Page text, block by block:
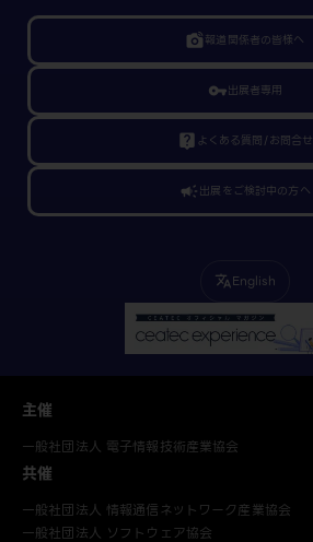
linked_camera報道関係者の皆様へ
vpn_key出展者専用
live_help よくある質問/お問合せ
campaign出展をご検討中の方へ
translateEnglish
主催
一般社団法人 電子情報技術産業協会
共催
一般社団法人 情報通信ネットワーク産業協会
一般社団法人 ソフトウェア協会